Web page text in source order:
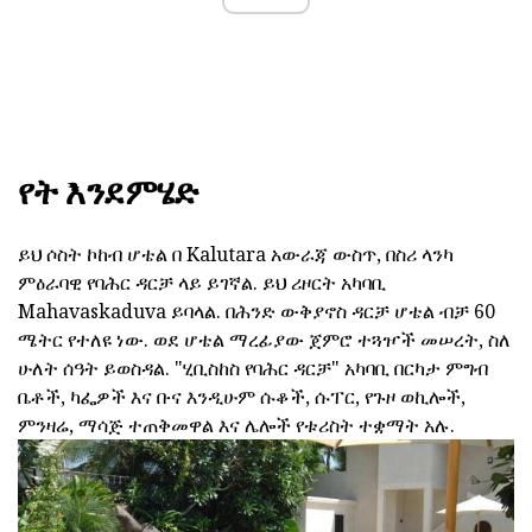
የት እንደምሄድ
ይህ ሶስት ኮከብ ሆቴል በ Kalutara አውራጃ ውስጥ, በስሪ ላንካ
ምዕራባዊ የባሕር ዳርቻ ላይ ይገኛል. ይህ ሪዞርት አካባቢ
Mahavaskaduva ይባላል. በሕንድ ውቅያኖስ ዳርቻ ሆቴል ብቻ 60
ሜትር የተለዩ ነው. ወደ ሆቴል ማረፊያው ጀምሮ ተጓዦች መሠረት, ስለ
ሁለት ሰዓት ይወስዳል. "ሂቢስከስ የባሕር ዳርቻ" አካባቢ በርካታ ምግብ
ቤቶች, ካፌዎች እና ቡና እንዲሁም ሱቆች, ሱፐር, የጉዞ ወኪሎች,
ምንዛሬ, ማሳጅ ተጠቅመዋል እና ሌሎች የቱሪስት ተቋማት አሉ.